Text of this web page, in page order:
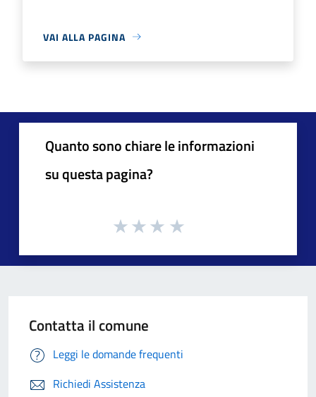
VAI ALLA PAGINA
Quanto sono chiare le informazioni
su questa pagina?
Contatta il comune
Leggi le domande frequenti
Richiedi Assistenza